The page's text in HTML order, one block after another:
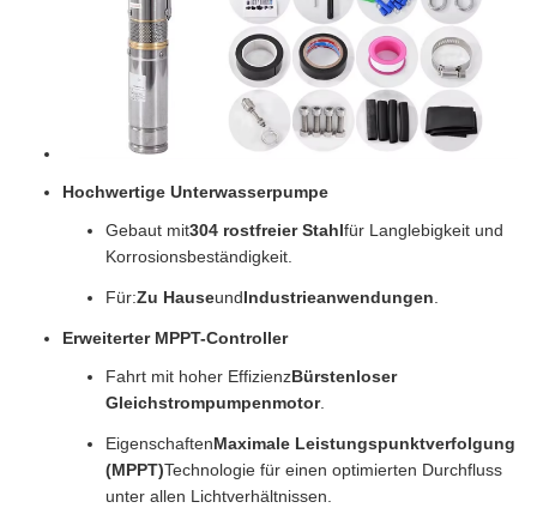
Hochwertige Unterwasserpumpe
Gebaut mit304 rostfreier Stahlfür Langlebigkeit und
Korrosionsbeständigkeit.
Für:Zu HauseundIndustrieanwendungen
Erweiterter MPPT-Controller
Fahrt mit hoher EffizienzBürstenloser
Gleichstrompumpenmotor.
EigenschaftenMaximale Leistungspunktverfolgung
(MPPT)Technologie für einen optimierten Durchfluss
unter allen Lichtverhältnissen.